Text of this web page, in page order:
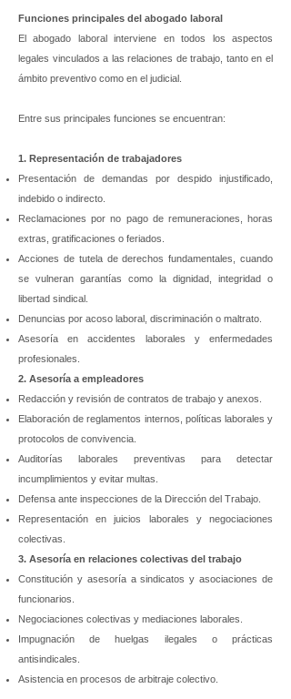
Funciones principales del abogado laboral
El abogado laboral interviene en todos los aspectos
legales vinculados a las relaciones de trabajo, tanto en el
ámbito preventivo como en el judicial.
Entre sus principales funciones se encuentran:
1. Representación de trabajadores
Presentación de demandas por despido injustificado,
indebido o indirecto.
Reclamaciones por no pago de remuneraciones, horas
extras, gratificaciones o feriados.
Acciones de tutela de derechos fundamentales, cuando
se vulneran garantías como la dignidad, integridad o
libertad sindical.
Denuncias por acoso laboral, discriminación o maltrato.
Asesoría en accidentes laborales y enfermedades
profesionales.
2. Asesoría a empleadores
Redacción y revisión de contratos de trabajo y anexos.
Elaboración de reglamentos internos, políticas laborales y
protocolos de convivencia.
Auditorías laborales preventivas para detectar
incumplimientos y evitar multas.
Defensa ante inspecciones de la Dirección del Trabajo.
Representación en juicios laborales y negociaciones
colectivas.
3. Asesoría en relaciones colectivas del trabajo
Constitución y asesoría a sindicatos y asociaciones de
funcionarios.
Negociaciones colectivas y mediaciones laborales.
Impugnación de huelgas ilegales o prácticas
antisindicales.
Asistencia en procesos de arbitraje colectivo.